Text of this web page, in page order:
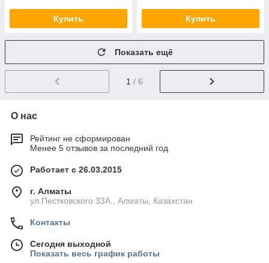
Купить Купить
Показать ещё
1 / 6
О нас
Рейтинг не сформирован
Менее 5 отзывов за последний год
Работает с 26.03.2015
г. Алматы
ул.Пестковского 33А., Алматы, Казахстан
Контакты
Сегодня выходной
Показать весь график работы